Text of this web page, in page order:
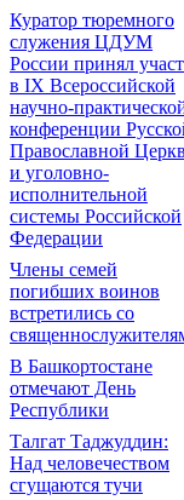
Куратор тюремного
служения ЦДУМ
России принял
в IX Всероссийской
научно-
конференции
Православной
и уголовно-
исполнительной
системы Российской
Федерации
Члены семей
погибших воинов
встретились со
В Башкортостане
отмечают День
Республики
Талгат Таджуддин:
Над человечеством
сгущаются тучи